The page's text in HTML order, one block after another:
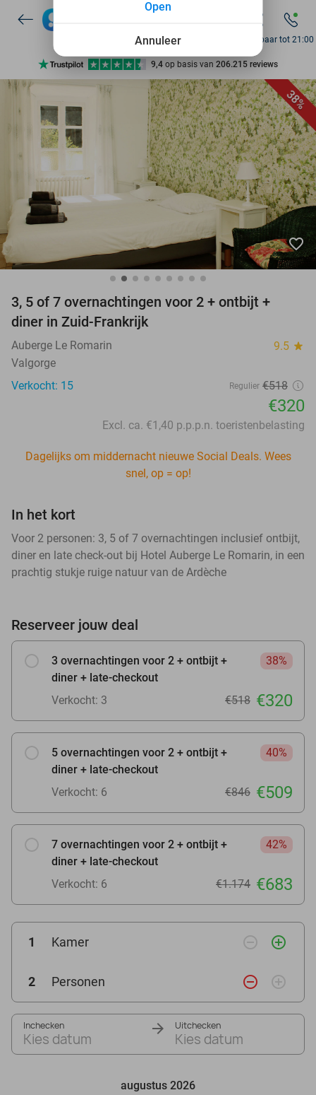
Ontdek 15.000+ deals
7 dagen per week beschikbaar
10+ miljoen leden
9,4 op basis van206.215 reviews
Ontdek 15.000+ deals
7 dagen per week beschikbaar
10+ miljoen leden
Bereikbaar tot 21:00
38%
favorite_border
3, 5 of 7 overnachtingen voor 2 + ontbijt +
diner in Zuid-Frankrijk
Auberge Le Romarin 9.5 star
Valgorge
Verkocht: 15
Regulier €518
€320
Excl. ca. €1,40 p.p.p.n. toeristenbelasting
Dagelijks om middernacht nieuwe Social Deals. Wees
snel, op = op!
In het kort
Voor 2 personen: 3, 5 of 7 overnachtingen inclusief ontbijt,
diner en late check-out bij Hotel Auberge Le Romarin, in een
prachtig stukje ruige natuur van de Ardèche
Reserveer jouw deal
3 overnachtingen voor 2 + ontbijt +
diner + late-checkout
38%
Verkocht: 3 €518 €320
5 overnachtingen voor 2 + ontbijt +
diner + late-checkout
40%
Verkocht: 6 €846 €509
7 overnachtingen voor 2 + ontbijt +
diner + late-checkout
42%
Verkocht: 6 €1.174 €683
1 Kamer remove_circle_outline add_circle_outline
2 Personen remove_circle_outline add_circle_outline
Inchecken
Kies datum
Uitchecken
Kies datum
augustus 2026
Annuleer
Open